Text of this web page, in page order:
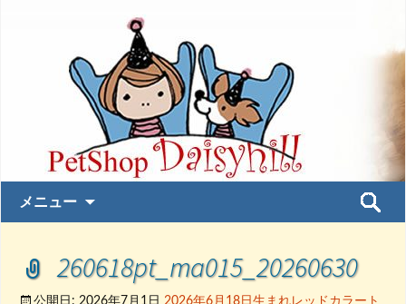
メニュー
ン
ツ
へ
検
260618pt_ma015_20260630
公開日: 2026年7月1日 2026年6月18日生まれレッドカラート